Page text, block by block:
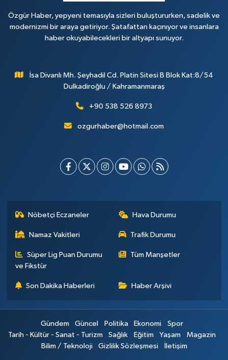
Özgür Haber, yepyeni temasıyla sizleri buluştururken, sadelik ve
modernizmi bir araya getiriyor. Şatafattan kaçınıyor ve insanlara
haber okuyabilecekleri bir altyapı sunuyor.
İsa Divanlı Mh. Şeyhadil Cd. Platin Sitesi B Blok Kat:8/54
Dulkadiroğlu / Kahramanmaraş
+90 538 526 8973
ozgurhaber@hotmail.com
Nöbetçi Eczaneler Hava Durumu
Namaz Vakitleri Trafik Durumu
Süper Lig Puan Durumu
ve Fikstür
Tüm Manşetler
Son Dakika Haberleri Haber Arşivi
Gündem Güncel Politika Ekonomi
Spor
Tarih - Kültür - Sanat - Turizm
Sağlık Eğitim Yaşam
Magazin
Bilim / Teknoloji
Gizlilik Sözleşmesi İletişim